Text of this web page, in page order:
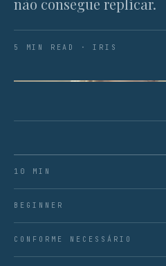
não consegue replicar.
5 MIN READ · IRIS
10 MIN
BEGINNER
CONFORME NECESSÁRIO